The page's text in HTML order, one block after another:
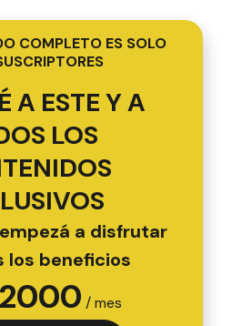
COMPLETO ES SOLO
A ESTE Y A
LOS
a disfrutar
los beneficios
2000 / mes